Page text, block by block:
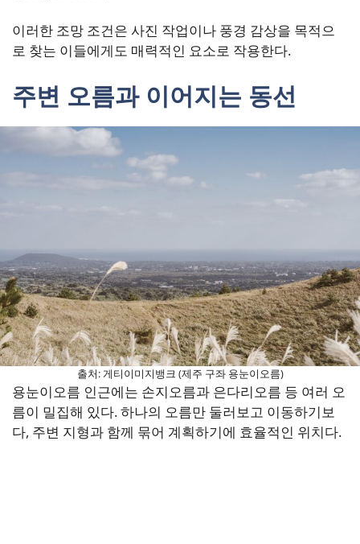
이러한 조망 조건은 사진 작업이나 풍경 감상을 목적으
로 찾는 이들에게도 매력적인 요소로 작용한다.
주변 오름과 이어지는 동선
출처: 게티이미지뱅크 (제주 구좌 용눈이오름)
용눈이오름 인근에는 손지오름과 은다리오름 등 여러 오
름이 밀집해 있다. 하나의 오름만 둘러보고 이동하기보
다, 주변 지형과 함께 묶어 계획하기에 효율적인 위치다.